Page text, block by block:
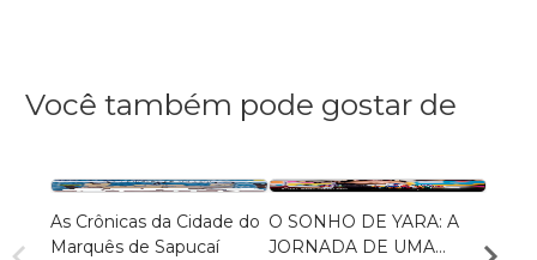
Você também pode gostar de
As Crônicas da Cidade do
Marquês de Sapucaí
O SONHO DE YARA: A
JORNADA DE UMA